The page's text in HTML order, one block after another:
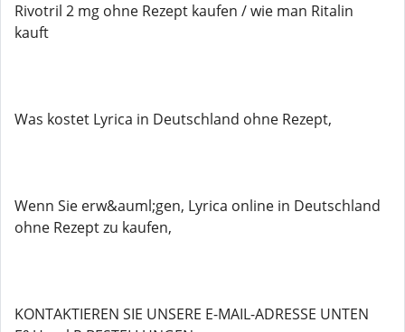
Rivotril 2 mg ohne Rezept kaufen / wie man Ritalin
kauft
Was kostet Lyrica in Deutschland ohne Rezept,
Wenn Sie erw&auml;gen, Lyrica online in Deutschland
ohne Rezept zu kaufen,
KONTAKTIEREN SIE UNSERE E-MAIL-ADRESSE UNTEN